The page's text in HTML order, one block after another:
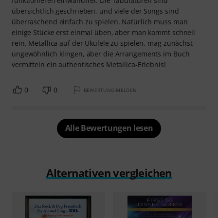
übersichtlich geschrieben, und viele der Songs sind
überraschend einfach zu spielen. Natürlich muss man
einige Stücke erst einmal üben, aber man kommt schnell
rein. Metallica auf der Ukulele zu spielen, mag zunächst
ungewöhnlich klingen, aber die Arrangements im Buch
vermitteln ein authentisches Metallica-Erlebnis!
0 0 BEWERTUNG MELDEN
Alle Bewertungen lesen
Alternativen vergleichen